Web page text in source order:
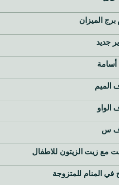
الميزان
جديد
الميم
الواو
س
مع زيت الزيتون للاطفال
في المنام للمتزوجة